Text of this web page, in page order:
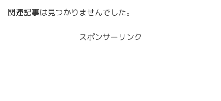
関連記事は見つかりませんでした。
スポンサーリンク